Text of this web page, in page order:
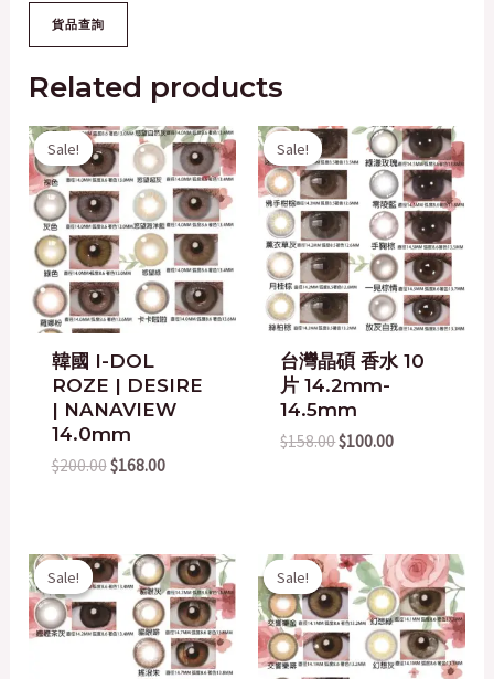
Related products
Sale!
Sale!
韓國 I-DOL
ROZE | DESIRE
| NANAVIEW
14.0mm
$200.00
Original
price
was:
$200.00.
$168.00
Current
price
is:
$168.00.
Sale!
Sale!
台灣晶碩 香水 10
片 14.2mm-
14.5mm
$158.00
Original
price
was:
$158.00.
$100.00
Current
price
is:
$100.00.
Sale!
Sale!
Original
price
was:
$200.00.
Current
price
is:
$148.00.
Sale!
Sale!
Original
price
was:
$200.00.
Current
price
is:
$50.00.